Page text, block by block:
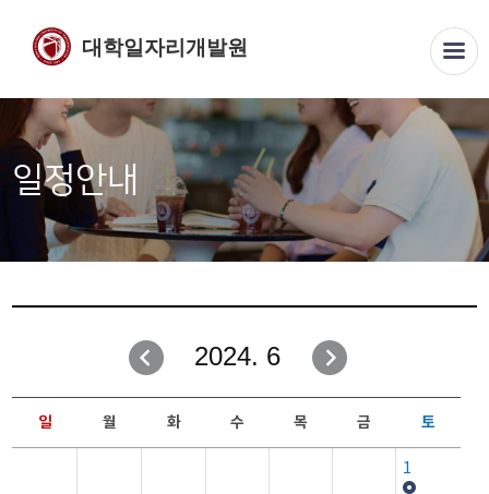
대학일자리개발원
일정안내
2024. 6
일 월 화 수 목 금 토
1